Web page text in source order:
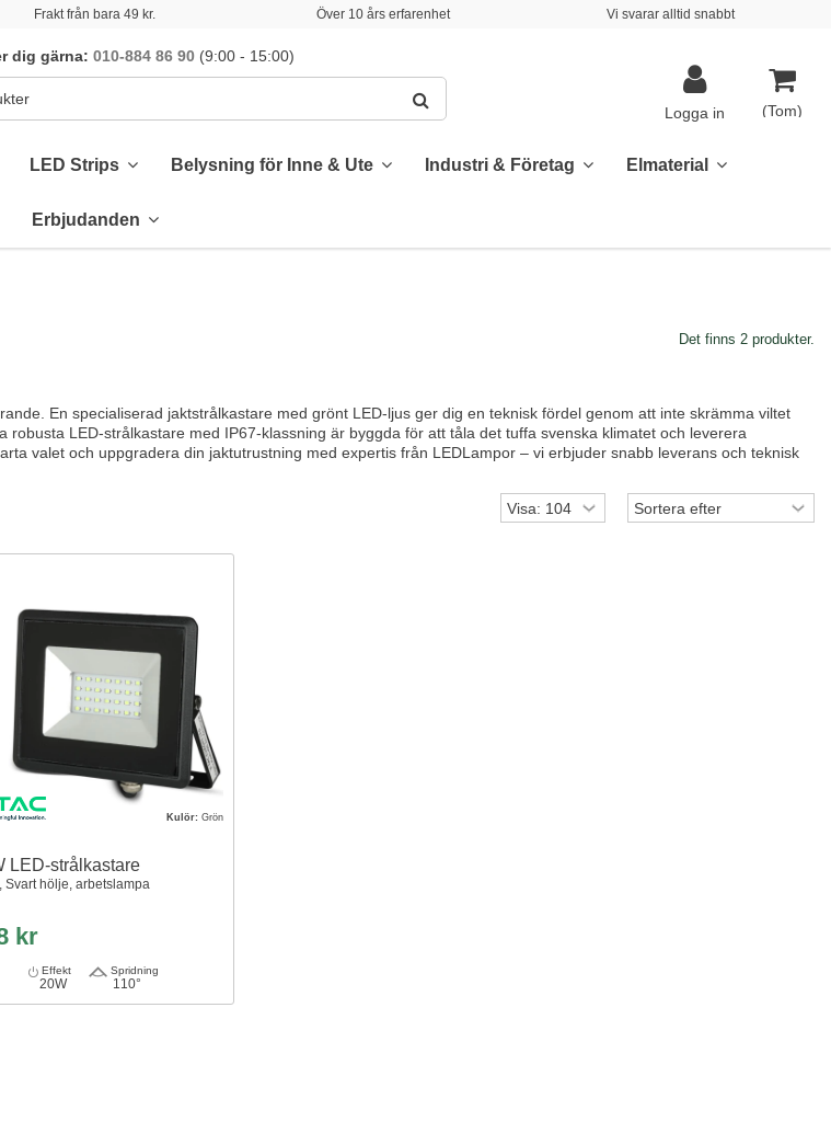
Frakt från bara 49 kr. Över 10 års erfarenhet Vi svarar alltid snabbt
dig gärna:010-884 86 90 (9:00 - 15:00)
(Tom)
Logga in
LED Strips Belysning för Inne & Ute Industri & Företag Elmaterial
Erbjudanden
Det finns 2 produkter.
En specialiserad jaktstrålkastare med grönt LED-ljus ger dig en teknisk fördel genom att inte skrämma viltet
robusta LED-strålkastare med IP67-klassning är byggda för att tåla det tuffa svenska klimatet och leverera
valet och uppgradera din jaktutrustning med expertis från LEDLampor – vi erbjuder snabb leverans och teknisk
Kulör:Grön
LED-strålkastare
Svart hölje, arbetslampa
kr
Effekt
20W
Spridning
110°